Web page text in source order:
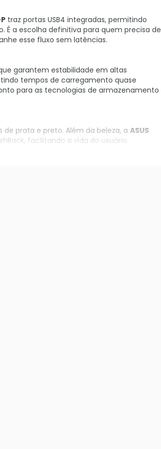
traz portas USB4 integradas, permitindo
É a escolha definitiva para quem precisa de
esse fluxo sem latências.
garantem estabilidade em altas
tempos de carregamento quase
para as tecnologias de armazenamento
de prata e preto. Além da beleza, a ASUS
facilitando a vida do usuário.
de uso premium, potente e visualmente